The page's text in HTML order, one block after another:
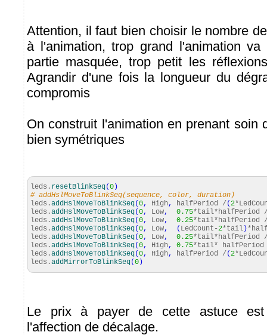
Attention, il faut bien choisir le nombre
à l'animation, trop grand l'animation
partie masquée, trop petit les
Agrandir d'une fois la longueur du
compromis
On construit l'animation en prenant soin
bien symétriques
leds. resetBlinkSeq(0 )
# addHslMoveToBlinkSeq(sequence, color, duration)
leds.addHslMoveToBlinkSeq(0, High, halfPeriod / (2
leds.addHslMoveToBlinkSeq(0, Low, 0.75*tail*halfPeriod
leds.addHslMoveToBlinkSeq(0, Low, 0.25*tail*halfPeriod
leds.addHslMoveToBlinkSeq(0, Low, ( LedCount-2*tail )
leds.addHslMoveToBlinkSeq(0, Low, 0.25*tail*halfPeriod
leds.addHslMoveToBlinkSeq(0, High, 0.75*tail*
leds.addHslMoveToBlinkSeq(0, High, halfPeriod / (2
leds.addMirrorToBlinkSeq(0 )
Le prix à payer de cette astuce
l'affection de décalage.